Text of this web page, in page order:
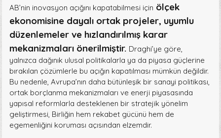
AB’nin inovasyon açığını kapatabilmesi için ölçek
ekonomisine dayalı ortak projeler, uyumlu
düzenlemeler ve hızlandırılmış karar
mekanizmaları önerilmiştir. Draghi’ye göre,
yalnızca dağınık ulusal politikalarla ya da piyasa güçlerine
bırakılan çözümlerle bu açığın kapatılması mümkün değildir.
Bu nedenle, Avrupa’nın daha bütünleşik bir sanayi politikası,
ortak borçlanma mekanizmaları ve enerji piyasasında
yapısal reformlarla desteklenen bir stratejik yönelim
geliştirmesi, Birliğin hem rekabet gücünü hem de
egemenliğini koruması açısından elzemdir.